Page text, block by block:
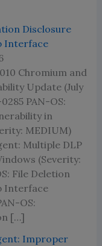
Disclosure
Interface
Chromium and
Update (July
PAN-OS:
in
MEDIUM)
Multiple DLP
(Severity:
File Deletion
Interface
OS:
[…]
Improper